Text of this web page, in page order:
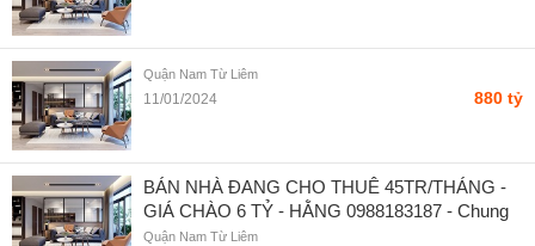
Quận Nam Từ Liêm
11/01/2024 880 tỷ
BÁN NHÀ ĐANG CHO THUÊ 45TR/THÁNG -
GIÁ CHÀO 6 TỶ - HẰNG 0988183187 - Chung
0936206176
Quận Nam Từ Liêm